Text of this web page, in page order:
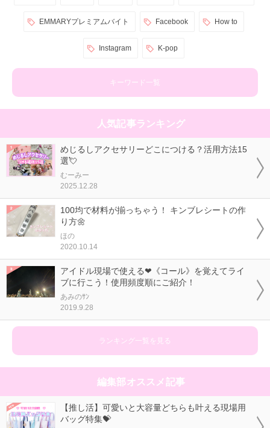
EMMARYプレミアムバイト Facebook How to
Instagram K-pop
キーワード一覧
人気記事ランキング
めじるしアクセサリーどこにつける？活用方法15
選💘
むーみー
2025.12.28
100均で材料が揃っちゃう！ キンブレシートの作
り方🌼
ほの
2020.10.14
アイドル現場で使える❤《コール》を覚えてライ
ブに行こう！使用頻度順にご紹介！
あみのｻﾝ
2019.9.28
ランキング一覧を見る
編集部オススメ記事
【推し活】可愛いと大容量どちらも叶える現場用
バッグ特集💝